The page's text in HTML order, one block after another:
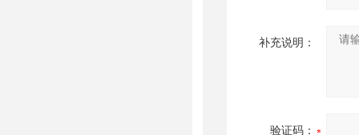
补充说明：
验证码：